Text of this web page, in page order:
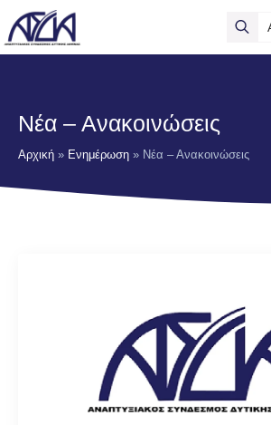
Search
Νέα – Ανακοινώσεις
Αρχική » Ενημέρωση » Νέα – Ανακοινώσεις